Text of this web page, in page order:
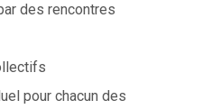
des rencontres
pour chacun des